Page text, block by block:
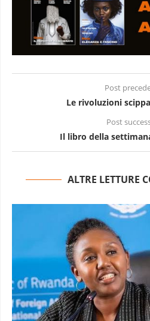
Post
Le rivoluzioni
Post
Il libro della
ALTRE LETTURE